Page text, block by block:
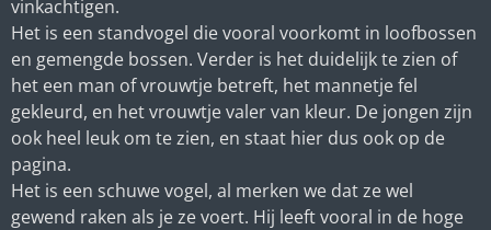
vinkachtigen.
Het is een standvogel die vooral voorkomt in loofbossen
en gemengde bossen. Verder is het duidelijk te zien of
het een man of vrouwtje betreft, het mannetje fel
gekleurd, en het vrouwtje valer van kleur. De jongen zijn
ook heel leuk om te zien, en staat hier dus ook op de
pagina.
Het is een schuwe vogel, al merken we dat ze wel
gewend raken als je ze voert. Hij leeft vooral in de hoge